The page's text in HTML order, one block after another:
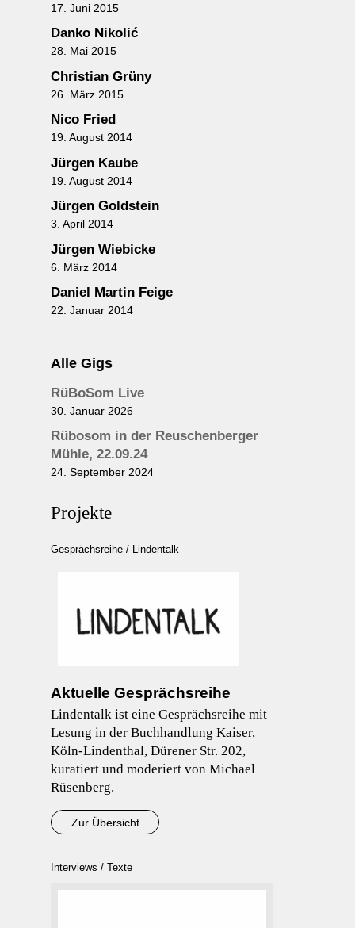
17. Juni 2015
Danko Nikolić
28. Mai 2015
Christian Grüny
26. März 2015
Nico Fried
19. August 2014
Jürgen Kaube
19. August 2014
Jürgen Goldstein
3. April 2014
Jürgen Wiebicke
6. März 2014
Daniel Martin Feige
22. Januar 2014
Alle Gigs
RüBoSom Live
30. Januar 2026
Rübosom in der Reuschenberger
Mühle, 22.09.24
24. September 2024
Projekte
Gesprächsreihe / Lindentalk
Aktuelle Gesprächsreihe
Lindentalk ist eine Gesprächsreihe mit
Lesung in der Buchhandlung Kaiser,
Köln-Lindenthal, Dürener Str. 202,
kuratiert und moderiert von Michael
Rüsenberg.
Zur Übersicht
Interviews / Texte